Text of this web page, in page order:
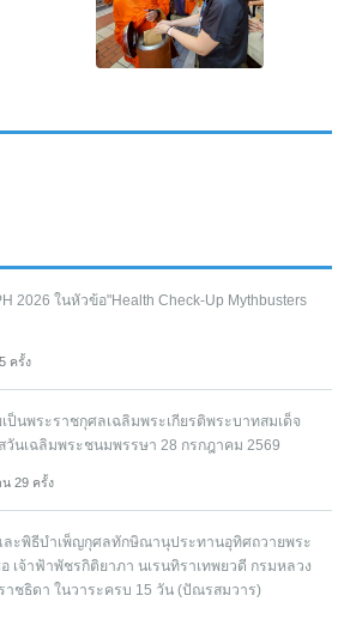
2026 ในหัวข้อ"Health Check-Up Mythbusters
ครั้ง
นพระราชกุศลเฉลิมพระเกียรติพระบาทสมเด็จ
วันเฉลิมพระชนมพรรษา 28 กรกฎาคม 2569
น 29 ครั้ง
ะพิธีบำเพ็ญกุศลทักษิณานุประทานอุทิศถวายพระ
เจ้าฟ้าพัชรกิติยาภา นเรนทิราเทพยวดี กรมหลวง
ชธิดา ในวาระครบ 15 วัน (ปัณรสมวาร)